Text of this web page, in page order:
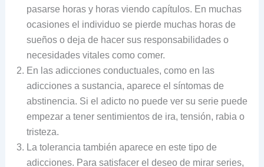
pasarse horas y horas viendo capítulos. En muchas
ocasiones el individuo se pierde muchas horas de
sueños o deja de hacer sus responsabilidades o
necesidades vitales como comer.
En las adicciones conductuales, como en las
adicciones a sustancia, aparece el síntomas de
abstinencia. Si el adicto no puede ver su serie puede
empezar a tener sentimientos de ira, tensión, rabia o
tristeza.
La tolerancia también aparece en este tipo de
adicciones. Para satisfacer el deseo de mirar series,